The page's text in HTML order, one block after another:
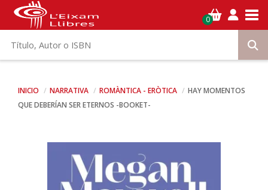
0
INICIO NARRATIVA ROMÀNTICA - ERÒTICA
HAY MOMENTOS
QUE DEBERÍAN SER ETERNOS -BOOKET-